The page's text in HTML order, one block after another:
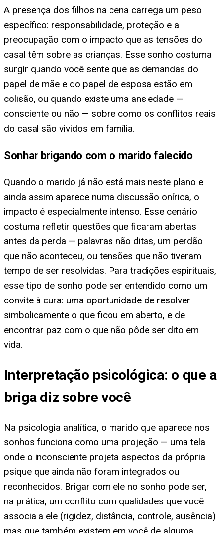
A presença dos filhos na cena carrega um peso
específico: responsabilidade, proteção e a
preocupação com o impacto que as tensões do
casal têm sobre as crianças. Esse sonho costuma
surgir quando você sente que as demandas do
papel de mãe e do papel de esposa estão em
colisão, ou quando existe uma ansiedade —
consciente ou não — sobre como os conflitos reais
do casal são vividos em família.
Sonhar brigando com o marido falecido
Quando o marido já não está mais neste plano e
ainda assim aparece numa discussão onírica, o
impacto é especialmente intenso. Esse cenário
costuma refletir questões que ficaram abertas
antes da perda — palavras não ditas, um perdão
que não aconteceu, ou tensões que não tiveram
tempo de ser resolvidas. Para tradições espirituais,
esse tipo de sonho pode ser entendido como um
convite à cura: uma oportunidade de resolver
simbolicamente o que ficou em aberto, e de
encontrar paz com o que não pôde ser dito em
vida.
Interpretação psicológica: o que a
briga diz sobre você
Na psicologia analítica, o marido que aparece nos
sonhos funciona como uma projeção — uma tela
onde o inconsciente projeta aspectos da própria
psique que ainda não foram integrados ou
reconhecidos. Brigar com ele no sonho pode ser,
na prática, um conflito com qualidades que você
associa a ele (rigidez, distância, controle, ausência)
mas que também existem em você de alguma